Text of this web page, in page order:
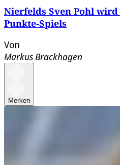
Nierfelds Sven Pohl wird
Punkte-Spiels
Von
Markus Brackhagen
Merken